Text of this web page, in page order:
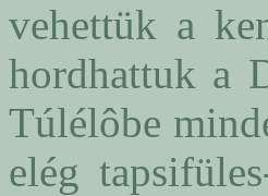
vehettük a
hordhattuk a
Túlélôbe
elég